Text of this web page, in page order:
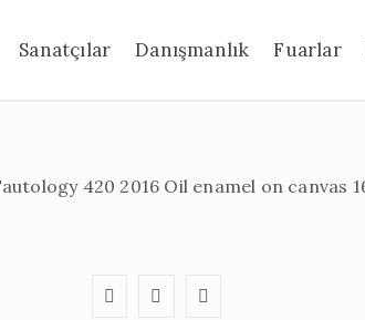
Sanatçılar Danışmanlık Fuarlar